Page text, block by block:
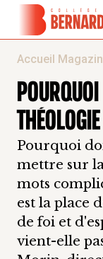
Accueil
Pourquoi
mettre sur
mots
est la place
de foi et
vient-elle